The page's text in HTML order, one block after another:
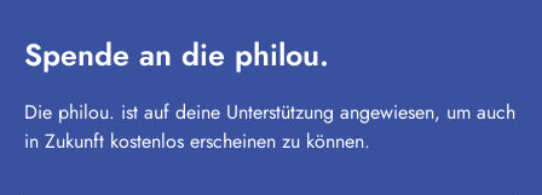
Spende an die philou.
Die philou. ist auf deine Unterstützung angewiesen, um auch
in Zukunft kostenlos erscheinen zu können.